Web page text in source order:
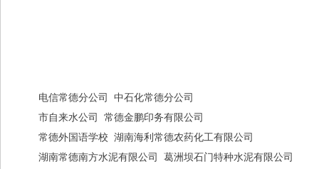
电信常德分公司 中石化常德分公司
市自来水公司 常德金鹏印务有限公司
常德外国语学校 湖南海利常德农药化工有限公司
湖南常德南方水泥有限公司 葛洲坝石门特种水泥有限公司